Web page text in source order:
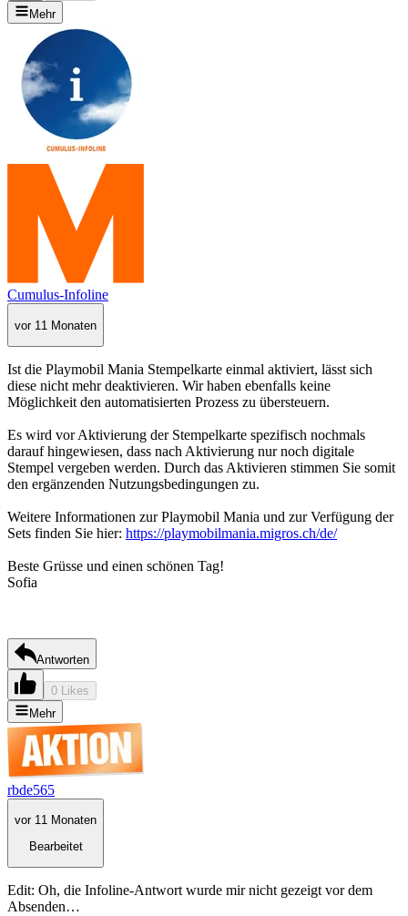
Mehr
Cumulus-Infoline
vor 11 Monaten
Ist die Playmobil Mania Stempelkarte einmal aktiviert, lässt sich
diese nicht mehr deaktivieren. Wir haben ebenfalls keine
Möglichkeit den automatisierten Prozess zu übersteuern.
Es wird vor Aktivierung der Stempelkarte spezifisch nochmals
darauf hingewiesen, dass nach Aktivierung nur noch digitale
Stempel vergeben werden. Durch das Aktivieren stimmen Sie somit
den ergänzenden Nutzungsbedingungen zu.
Weitere Informationen zur Playmobil Mania und zur Verfügung der
Sets finden Sie hier: https://playmobilmania.migros.ch/de/
Beste Grüsse und einen schönen Tag!
Sofia
Antworten
0 Likes
Mehr
rbde565
vor 11 Monaten
Bearbeitet
Edit: Oh, die Infoline-Antwort wurde mir nicht gezeigt vor dem
Absenden…